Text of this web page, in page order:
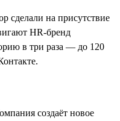
сделали на присутствие
HR-бренд
в три раза — до 120
создаёт новое